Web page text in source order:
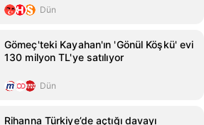
Dün
Gömeç'teki Kayahan'ın 'Gönül Köşkü' evi
130 milyon TL'ye satılıyor
Dün
Rihanna Türkiye’de açtığı davayı